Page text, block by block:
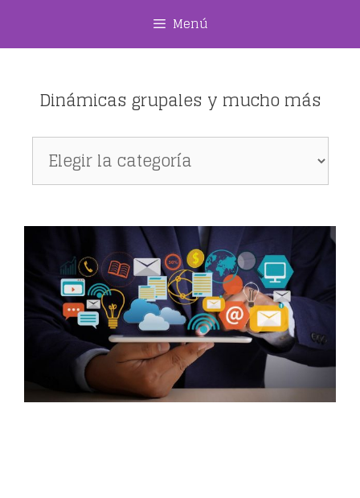
Menú
Dinámicas grupales y mucho más
Dinámicas
grupales
mucho